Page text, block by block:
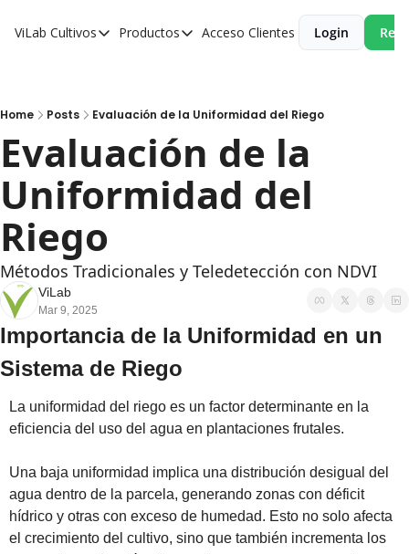
ViLab Cultivos
Cultivos
Olivos
Cítricos
Almendros
Arándanos
Nogales
Avellanos
Productos
Productos
Estudio de Zonificación
Monitoreo Satelital de Cultivos
Acceso Clientes Login
Home Posts Evaluación de la Uniformidad del Riego
Evaluación de la
Uniformidad del
Riego
Métodos Tradicionales y Teledetección con NDVI
ViLab
Mar 9, 2025
Importancia de la Uniformidad en un
Sistema de Riego
La uniformidad del riego es un factor determinante en la
eficiencia del uso del agua en plantaciones frutales.
Una baja uniformidad implica una distribución desigual del
agua dentro de la parcela, generando zonas con déficit
hídrico y otras con exceso de humedad. Esto no solo afecta
el crecimiento del cultivo, sino que también incrementa los